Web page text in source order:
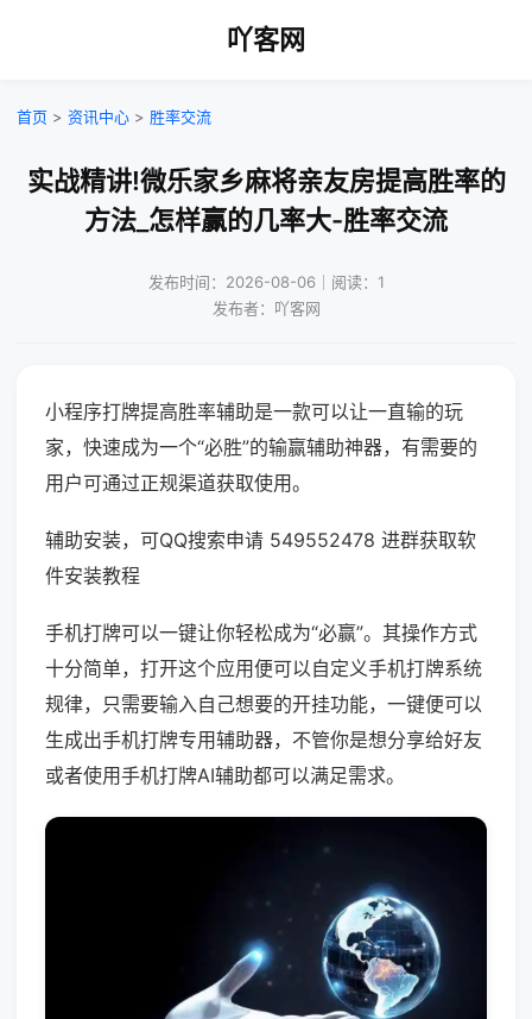
吖客网
首页 > 资讯中心 > 胜率交流
实战精讲!微乐家乡麻将亲友房提高胜率的
方法_怎样赢的几率大-胜率交流
发布时间：2026-08-06｜阅读：1
发布者：吖客网
小程序打牌提高胜率辅助是一款可以让一直输的玩
家，快速成为一个“必胜”的输赢辅助神器，有需要的
用户可通过正规渠道获取使用。
辅助安装，可QQ搜索申请 549552478 进群获取软
件安装教程
手机打牌可以一键让你轻松成为“必赢”。其操作方式
十分简单，打开这个应用便可以自定义手机打牌系统
规律，只需要输入自己想要的开挂功能，一键便可以
生成出手机打牌专用辅助器，不管你是想分享给好友
或者使用手机打牌AI辅助都可以满足需求。